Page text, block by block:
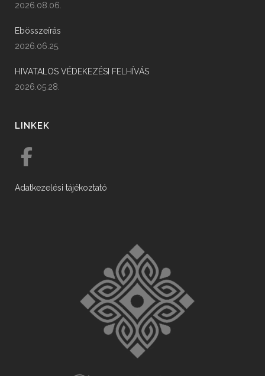
2026.08.06.
Ebösszeírás
2026.06.25.
HIVATALOS VÉDEKEZÉSI FELHÍVÁS
2026.05.28.
LINKEK
Adatkezelési tájékoztató